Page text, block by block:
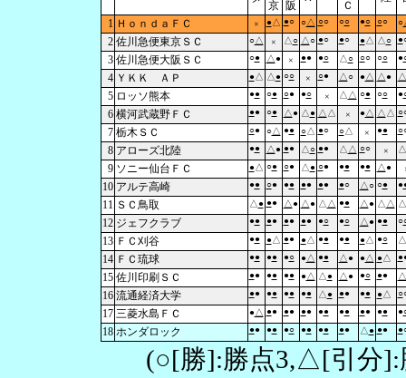
京
阪
Ｃ
1 ＨｏｎｄａＦＣ × ●△ ●○ ○△ ○○ ○○ ●○ ○○ ○
2 佐川急便東京ＳＣ ○△ × △ ○ △ ○ ●○ ●○ ● △ △ ○ ●
3 佐川急便大阪ＳＣ ○● △ ● × ●● ●○ △○ ○○ ○○ ●
4 ＹＫＫ ＡＰ ● △ △ ● ○○ × ○● △ ○ ● △ △ ● △
5 ロッソ熊本 ●● ○● ○● ●○ × △ △ ○● ○○ ●
6 横河武蔵野ＦＣ ●● ○● △ ● △ ● △ △ × ● △ △ △ ○
7 栃木ＳＣ ○● ○△ ●● ○△ ●○ ○△ × ●● ○
8 アローズ北陸 ●● △ ● ●● △ ○ ●● △ △ ○○ × △
9 ソニー仙台ＦＣ ●△ ○● ○● △ ● ○● ●● ●● △ ●
10 アルテ高崎 ●● ○● ●● ●● ●● ●○ △ ○ ○● ●
11 ＳＣ鳥取 △ ● ●● △ ● △ ● △ △ ●● △ ● △ △ △
12 ジェフクラブ ●● ●● ●● ●● ●○ ●○ △ ● ●● ○
13 ＦＣ刈谷 ●● ●△ ●● ●△ ●● ●● ●△ ●○ △
14 ＦＣ琉球 ●● ●● ●○ ● △ ●● △ ● ● △ ● △ ●
15 佐川印刷ＳＣ ●● ●● ●● ●△ △ ● △ ● ●○ ●● △
16 流通経済大学 ●● ●● ●● ●● △ ● ●● ●● ● △ ○
17 三菱水島ＦＣ ●△ ●● ●● ●● ●● ●● ●● ●● ●
18 ホンダロック ●● ●● ●○ ●● ●● ●● △ ● ●● ●
(○[勝]:勝点3,△[引分]: